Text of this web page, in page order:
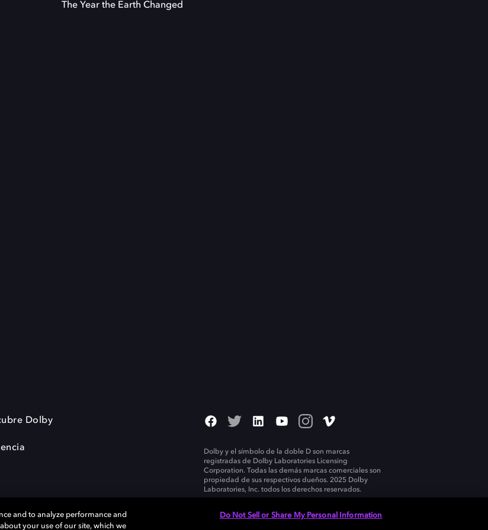
The Year the Earth Changed
Dolby
Dolby y el símbolo de la doble D son marcas
registradas de Dolby Laboratories Licensing
Corporation. Todas las demás marcas comerciales son
propiedad de sus respectivos dueños. 2025 Dolby
Laboratories, Inc. todos los derechos reservados.
and to analyze performance and
your use of our site, which we
Do Not Sell or Share My Personal Information